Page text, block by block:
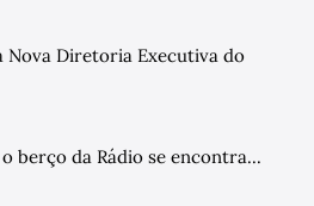
Nova Diretoria Executiva do
berço da Rádio se encontra...